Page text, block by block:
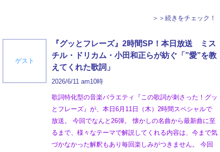
＞＞続きをチェック！
ゲスト
『グッとフレーズ』2時間SP！本日放送 ミス
チル・ドリカム・小田和正らが紡ぐ「”愛”を教
えてくれた歌詞」
2026/6/11 am10時
歌詞特化型の音楽バラエティ『この歌詞が刺さった！グッ
とフレーズ』が、本日6月11日（木）2時間スペシャルで
放送。 今回でなんと26弾。 懐かしの名曲から最新曲に至
るまで、様々なテーマで解説してくれる内容は、今まで気
づかなかった解釈もあり毎回楽しみがつきません。 今回